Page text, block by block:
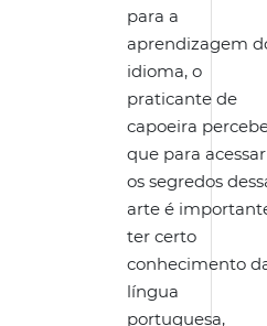
para a
aprendizagem
idioma, o
praticante de
capoeira
que para acessar
os segredos
arte é
ter certo
conhecimento
língua
portuguesa,